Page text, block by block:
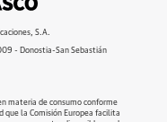
S.A.
- Donostia-San Sebastián
materia de consumo conforme
que la Comisión Europea facilita